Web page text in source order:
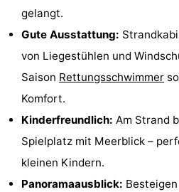
Minigolfplätze
Wellness-
Zentren
Städte
Natur
Sport
Schwimmbader
gelangt.
Gute Ausstattung:
von Liegestühlen und
Saison Rettungsschwimmer
Komfort.
Kinderfreundlich: Am Strand
Spielplatz mit Meerblick –
kleinen Kindern.
Panoramaausblick: